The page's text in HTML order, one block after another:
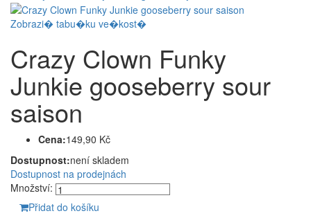
Zobrazi� tabu�ku ve�kost�
Crazy Clown Funky
Junkie gooseberry sour
saison
Cena:149,90 Kč
Dostupnost:není skladem
Dostupnost na prodejnách
Množství:
Přidat do košíku